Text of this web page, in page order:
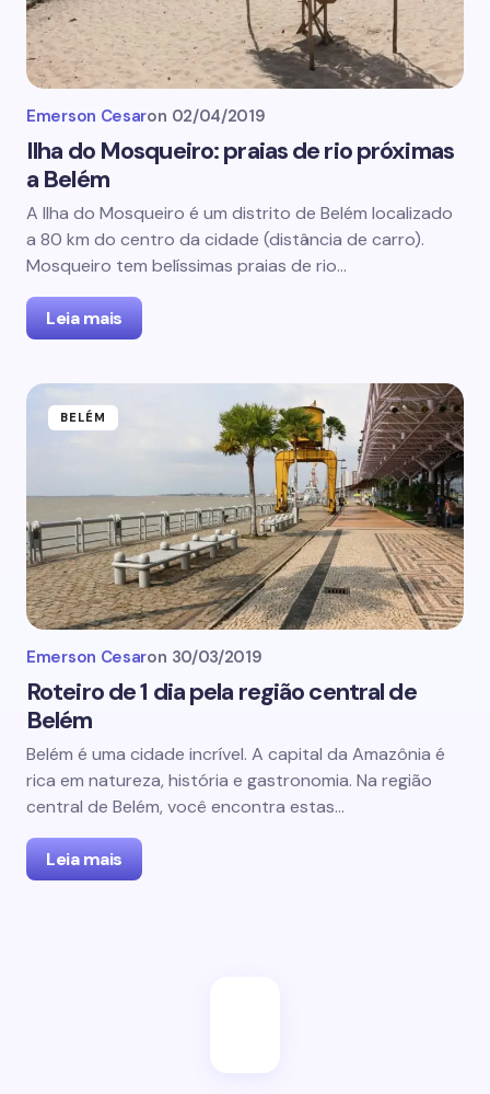
Emerson Cesaron 02/04/2019
Ilha do Mosqueiro: praias de rio próximas
a Belém
A Ilha do Mosqueiro é um distrito de Belém localizado
a 80 km do centro da cidade (distância de carro).
Mosqueiro tem belíssimas praias de rio…
Leia mais
BELÉM
Emerson Cesaron 30/03/2019
Roteiro de 1 dia pela região central de
Belém
Belém é uma cidade incrível. A capital da Amazônia é
rica em natureza, história e gastronomia. Na região
central de Belém, você encontra estas…
Leia mais